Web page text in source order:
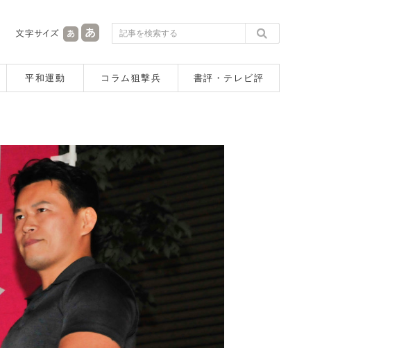
平和運動 コラム狙撃兵 書評・テレビ評